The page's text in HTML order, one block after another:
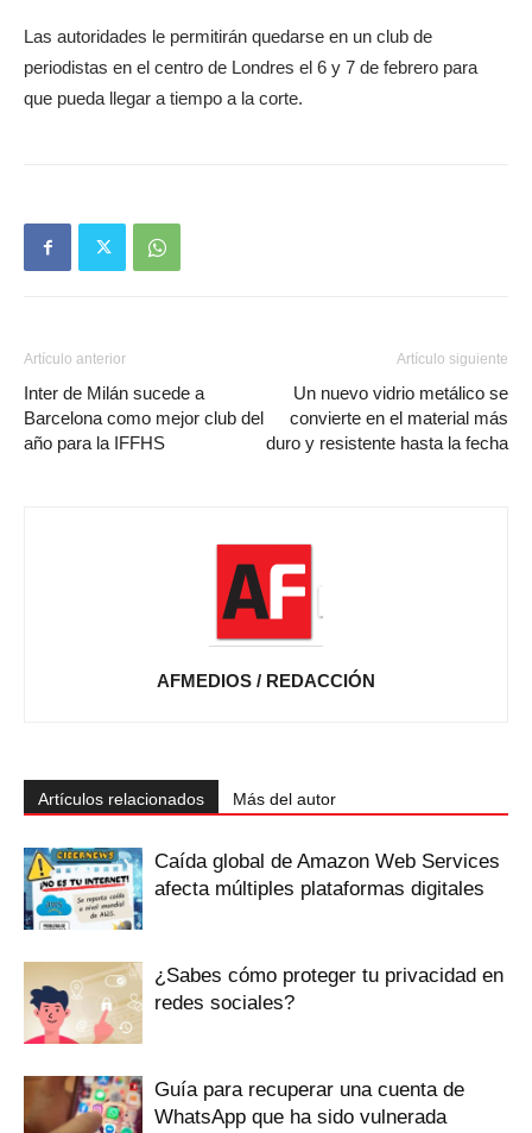
Las autoridades le permitirán quedarse en un club de
periodistas en el centro de Londres el 6 y 7 de febrero para
que pueda llegar a tiempo a la corte.
Artículo anterior
Inter de Milán sucede a
Barcelona como mejor club del
año para la IFFHS
Artículo siguiente
Un nuevo vidrio metálico se
convierte en el material más
duro y resistente hasta la fecha
AFMEDIOS / REDACCIÓN
Artículos relacionados Más del autor
Caída global de Amazon Web Services
afecta múltiples plataformas digitales
¿Sabes cómo proteger tu privacidad en
redes sociales?
Guía para recuperar una cuenta de
WhatsApp que ha sido vulnerada